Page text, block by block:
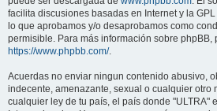
facilita discusiones basadas en Internet y la
lo que aprobamos y/o desaprobamos como
permisible. Para más información sobre phpBB,
https://www.phpbb.com/.
Acuerdas no enviar ningun contenido abusivo,
indecente, amenazante, sexual o cualquier otro
cualquier ley de tu país, el país donde "ULTRA"